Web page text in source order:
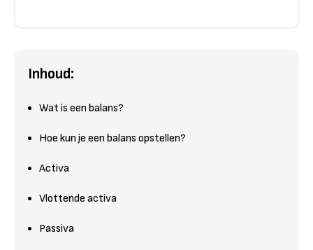
Inhoud:
Wat is een balans?
Hoe kun je een balans opstellen?
Activa
Vlottende activa
Passiva